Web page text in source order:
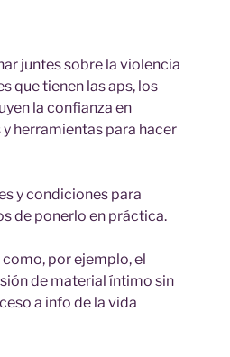
juntes sobre la violencia
que tienen las aps, los
la confianza en
herramientas para hacer
y condiciones para
de ponerlo en práctica.
por ejemplo, el
de material íntimo sin
a info de la vida